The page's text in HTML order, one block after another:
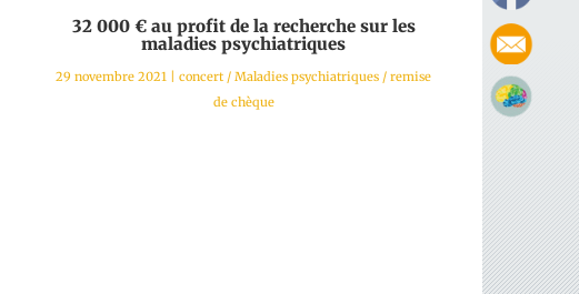
32 000 € au profit de la recherche sur les
maladies psychiatriques
29 novembre 2021 | concert / Maladies psychiatriques / remise
de chèque